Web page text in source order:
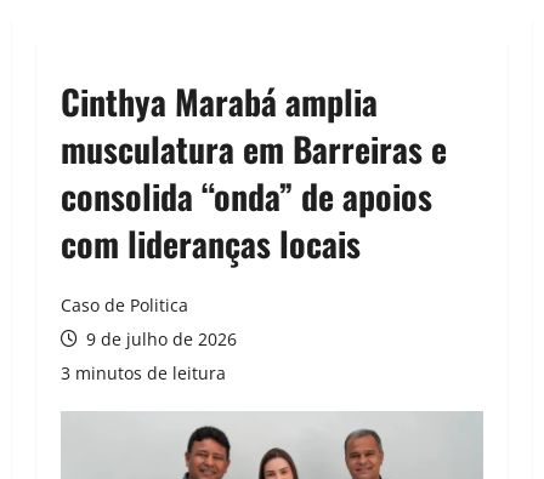
Cinthya Marabá amplia
musculatura em Barreiras e
consolida “onda” de apoios
com lideranças locais
Caso de Politica
9 de julho de 2026
3 minutos de leitura